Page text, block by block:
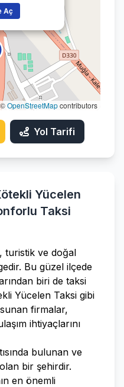
Aç
©OpenStreetMapcontributors
Yol Tarifi
Yücelen
Taksi
turistik ve doğal
Bu güzel ilçede
biri de taksi
Yücelen Taksi gibi
firmalar,
ihtiyaçlarını
bulunan ve
bir şehirdir.
en önemli